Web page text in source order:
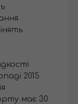
2015
має 30